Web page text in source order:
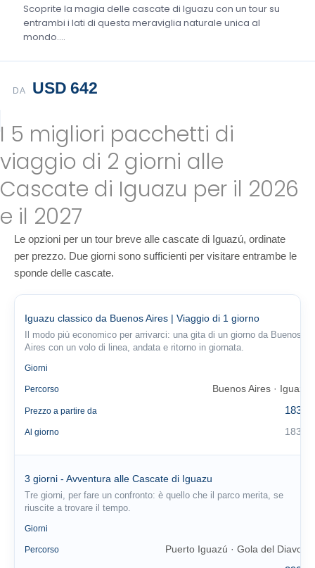
Scoprite la magia delle cascate di Iguazu con un tour su
entrambi i lati di questa meraviglia naturale unica al
mondo....
DA USD 642
I 5 migliori pacchetti di
viaggio di 2 giorni alle
Cascate di Iguazu per il 2026
e il 2027
Le opzioni per un tour breve alle cascate di Iguazú, ordinate
per prezzo. Due giorni sono sufficienti per visitare entrambe le
sponde delle cascate.
Iguazu classico da Buenos Aires | Viaggio di 1 giorno
Il modo più economico per arrivarci: una gita di un giorno da Buenos
Aires con un volo di linea, andata e ritorno in giornata.
Giorni
Percorso Buenos Aires · Iguazú
Prezzo a partire da 183 €
Al giorno 183 €
3 giorni - Avventura alle Cascate di Iguazu
Tre giorni, per fare un confronto: è quello che il parco merita, se
riuscite a trovare il tempo.
Giorni
Percorso Puerto Iguazú · Gola del Diavolo